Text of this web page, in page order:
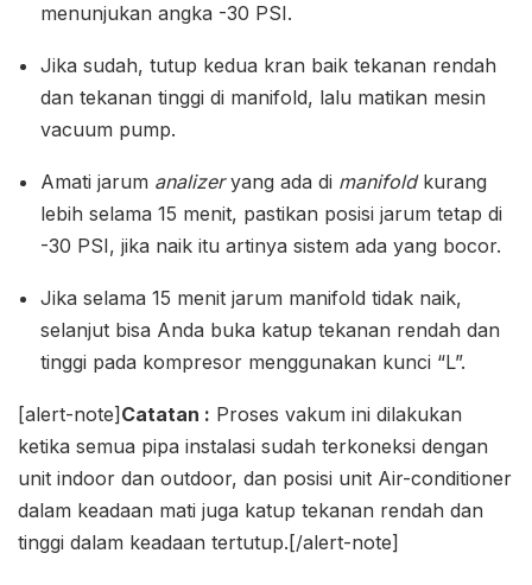
menunjukan angka -30 PSI.
Jika sudah, tutup kedua kran baik tekanan rendah
dan tekanan tinggi di manifold, lalu matikan mesin
vacuum pump.
Amati jarum analizeryang ada di manifoldkurang
lebih selama 15 menit, pastikan posisi jarum tetap di
-30 PSI, jika naik itu artinya sistem ada yang bocor.
Jika selama 15 menit jarum manifold tidak naik,
selanjut bisa Anda buka katup tekanan rendah dan
tinggi pada kompresor menggunakan kunci “L”.
[alert-note] Catatan : Proses vakum ini dilakukan
ketika semua pipa instalasi sudah terkoneksi dengan
unit indoor dan outdoor, dan posisi unit Air-conditioner
dalam keadaan mati juga katup tekanan rendah dan
tinggi dalam keadaan tertutup.[/alert-note]